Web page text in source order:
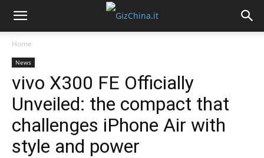
Home
News
vivo X300 FE Officially
Unveiled: the compact that
challenges iPhone Air with
style and power